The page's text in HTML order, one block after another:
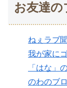
お友達の
ねぇラブ
我が家に
「はな」
のわのブ